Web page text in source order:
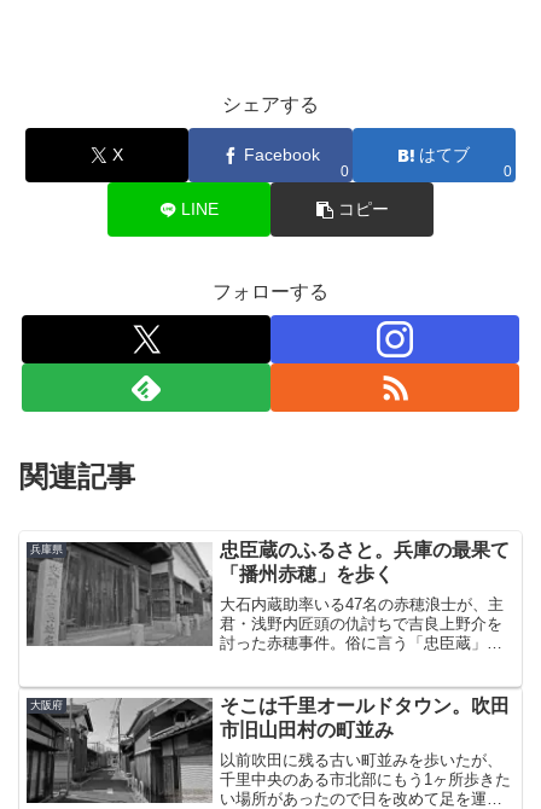
シェアする
X Facebook
0
はてブ
0
LINE コピー
フォローする
関連記事
兵庫県
忠臣蔵のふるさと。兵庫の最果て
「播州赤穂」を歩く
大石内蔵助率いる47名の赤穂浪士が、主
君・浅野内匠頭の仇討ちで吉良上野介を
討った赤穂事件。俗に言う「忠臣蔵」。
いてみた。赤穂と言えば「赤穂の天塩」
が有名な、国内屈指の塩...
大阪府
そこは千里オールドタウン。吹田
市旧山田村の町並み
以前吹田に残る古い町並みを歩いたが、
千里中央のある市北部にもう1ヶ所歩きた
い場所があったので日を改めて足を運ん